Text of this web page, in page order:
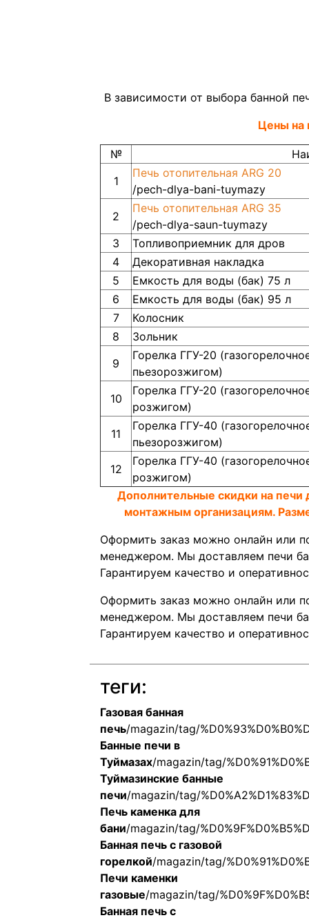
В зависимости от выбора банной
Цены на
№
1
Печь отопительная ARG 20
2
Печь отопительная ARG 35
3
Топливоприемник для дров
4
Декоративная накладка
5
Емкость для воды (бак) 75 л
6
Емкость для воды (бак) 95 л
7
Колосник
8
Зольник
9
Горелка ГГУ-20
пьезорозжигом)
10
Горелка ГГУ-20
розжигом)
11
Горелка ГГУ-40
пьезорозжигом)
12
Горелка ГГУ-40
розжигом)
Дополнительные скидки на печи
монтажным организациям.
Оформить заказ можно онлайн или
менеджером. Мы доставляем печи
Гарантируем качество и
Оформить заказ можно онлайн или
менеджером. Мы доставляем печи
Гарантируем качество и
теги:
Газовая банная
печь/magazin/tag/
Банные печи в
Туймазах/magazin/tag/
Туймазинские банные
печи/magazin/tag/
Печь каменка для
бани/magazin/tag/
Банная печь с газовой
горелкой/magazin/tag/
Печи каменки
газовые/magazin/tag/
Банная печь с